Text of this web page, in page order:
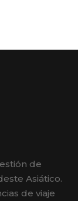
de
Asiático.
de viaje